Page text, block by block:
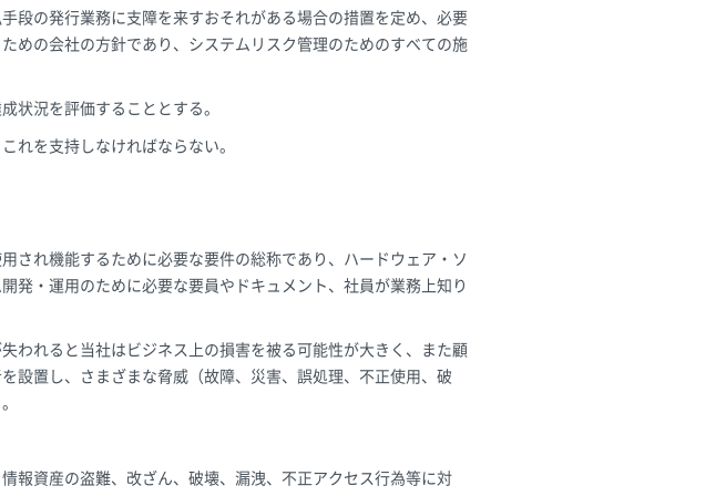
段の発行業務に支障を来すおそれがある場合の措置を定め、必要
めの会社の方針であり、システムリスク管理のためのすべての施
状況を評価することとする。
れを支持しなければならない。
され機能するために必要な要件の総称であり、ハードウェア・ソ
発・運用のために必要な要員やドキュメント、社員が業務上知り
われると当社はビジネス上の損害を被る可能性が大きく、また顧
設置し、さまざまな脅威（故障、災害、誤処理、不正使用、破
報資産の盗難、改ざん、破壊、漏洩、不正アクセス行為等に対